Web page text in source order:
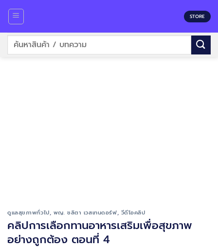
content
STORE
ค้นหา:
ดูแลสุขภาพทั่วไป, พญ. ชลิตา เวสเทนดอร์ฟ, วีดีโอคลิป
คลิปการเลือกทานอาหารเสริมเพื่อสุขภาพ
อย่างถูกต้อง ตอนที่ 4